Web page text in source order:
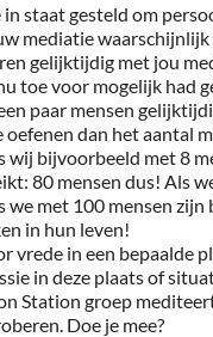
staat gesteld om
mediatie
gelijktijdig met jou
toe voor mogelijk had
paar mensen
dan het aantal
bijvoorbeeld met 8
80 mensen dus! Als
met 100 mensen zijn
in hun leven!
vrede in een bepaalde
in deze plaats of
Station groep
Doe je mee?